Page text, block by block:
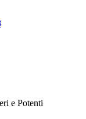
e Potenti